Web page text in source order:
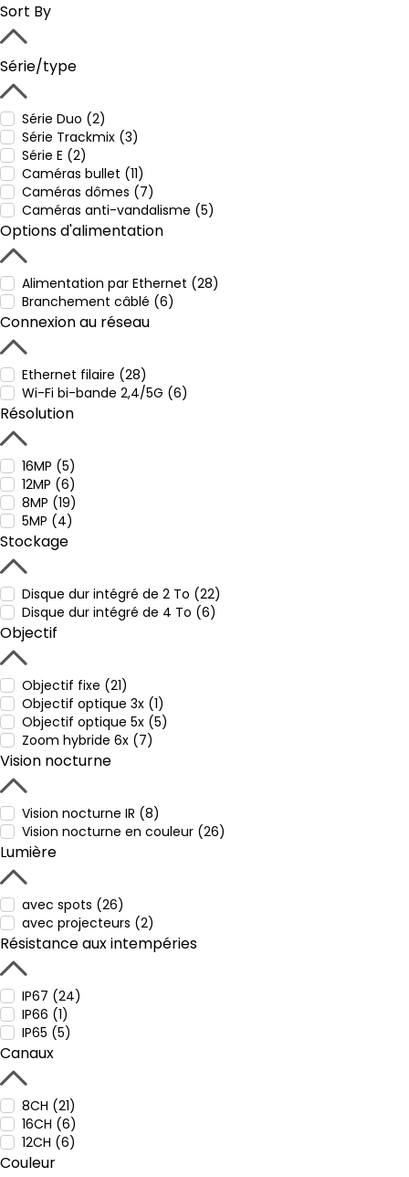
Sort By
Série/type
Série Duo (2)
Série Trackmix (3)
Série E (2)
Caméras bullet (11)
Caméras dômes (7)
Caméras anti-vandalisme (5)
Options d'alimentation
Alimentation par Ethernet (28)
Branchement câblé (6)
Connexion au réseau
Ethernet filaire (28)
Wi-Fi bi-bande 2,4/5G (6)
Résolution
16MP (5)
12MP (6)
8MP (19)
5MP (4)
Stockage
Disque dur intégré de 2 To (22)
Disque dur intégré de 4 To (6)
Objectif
Objectif fixe (21)
Objectif optique 3x (1)
Objectif optique 5x (5)
Zoom hybride 6x (7)
Vision nocturne
Vision nocturne IR (8)
Vision nocturne en couleur (26)
Lumière
avec spots (26)
avec projecteurs (2)
Résistance aux intempéries
IP67 (24)
IP66 (1)
IP65 (5)
Canaux
8CH (21)
16CH (6)
12CH (6)
Couleur